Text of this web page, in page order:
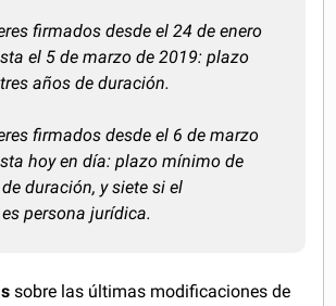
firmados desde el 24 de enero
el 5 de marzo de 2019: plazo
años de duración.
firmados desde el 6 de marzo
hoy en día: plazo mínimo de
duración, y siete si el
persona jurídica.
sobre las últimas modificaciones de